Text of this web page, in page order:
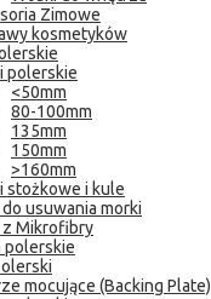
Zimowe
kosmetyków
polerskie
<50mm
80-100mm
135mm
150mm
>160mm
stożkowe i kule
do usuwania morki
z Mikrofibry
polerskie
mocujące (Backing Plate)